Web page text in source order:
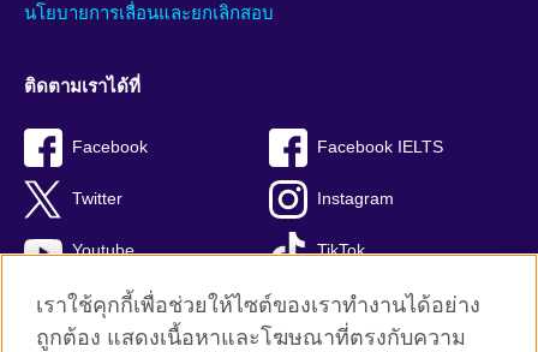
นโยบายการเลื่อนและยกเลิกสอบ
ติดตามเราได้ที่
Facebook Facebook IELTS
Twitter Instagram
Youtube TikTok
เราใช้คุกกี้เพื่อช่วยให้ไซต์ของเราทำงานได้อย่าง
ถูกต้อง แสดงเนื้อหาและโฆษณาที่ตรงกับความ